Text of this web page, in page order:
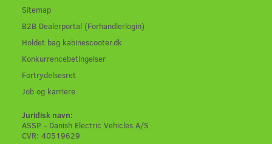
Sitemap
B2B Dealerportal (Forhandlerlogin)
Holdet bag kabinescooter.dk
Konkurrencebetingelser
Fortrydelsesret
Job og karriere
Juridisk navn:
ASSP - Danish Electric Vehicles A/S
CVR: 40519629